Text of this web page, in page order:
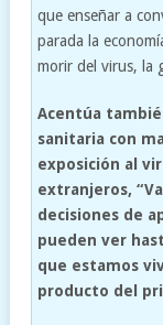
que enseñar a
parada la
morir del virus, la
Acentúa
sanitaria con
exposición al
extranjeros,
decisiones de
pueden ver
que estamos
producto del